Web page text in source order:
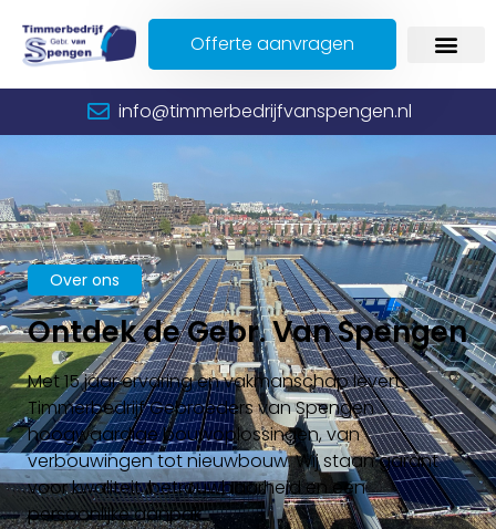
Offerte aanvragen
info@timmerbedrijfvanspengen.nl
Over ons
Ontdek de Gebr. Van Spengen
Met 15 jaar ervaring en vakmanschap levert
Timmerbedrijf Gebroeders van Spengen
hoogwaardige bouwoplossingen, van
verbouwingen tot nieuwbouw. Wij staan garant
voor kwaliteit, betrouwbaarheid en een
persoonlijke aanpak.